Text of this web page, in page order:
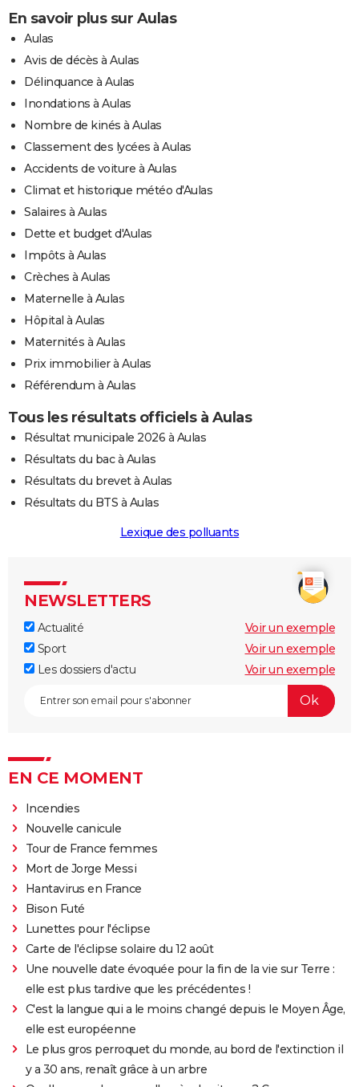
En savoir plus sur Aulas
Aulas
Avis de décès à Aulas
Délinquance à Aulas
Inondations à Aulas
Nombre de kinés à Aulas
Classement des lycées à Aulas
Accidents de voiture à Aulas
Climat et historique météo d'Aulas
Salaires à Aulas
Dette et budget d'Aulas
Impôts à Aulas
Crèches à Aulas
Maternelle à Aulas
Hôpital à Aulas
Maternités à Aulas
Prix immobilier à Aulas
Référendum à Aulas
Tous les résultats officiels à Aulas
Résultat municipale 2026 à Aulas
Résultats du bac à Aulas
Résultats du brevet à Aulas
Résultats du BTS à Aulas
Lexique des polluants
NEWSLETTERS
Actualité
Voir un exemple
Sport
Voir un exemple
Les dossiers d'actu
Voir un exemple
EN CE MOMENT
Incendies
Nouvelle canicule
Tour de France femmes
Mort de Jorge Messi
Hantavirus en France
Bison Futé
Lunettes pour l'éclipse
Carte de l'éclipse solaire du 12 août
Une nouvelle date évoquée pour la fin de la vie sur Terre :
elle est plus tardive que les précédentes !
C'est la langue qui a le moins changé depuis le Moyen Âge,
elle est européenne
Le plus gros perroquet du monde, au bord de l'extinction il
y a 30 ans, renaît grâce à un arbre